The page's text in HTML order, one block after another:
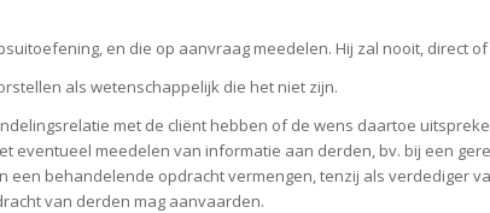
en die op aanvraag meedelen. Hij zal nooit, direct
als wetenschappelijk die het niet zijn.
met de cliënt hebben of de wens daartoe
eventueel meedelen van informatie aan derden, bv. bij een
behandelende opdracht vermengen, tenzij als verdediger
van derden mag aanvaarden.